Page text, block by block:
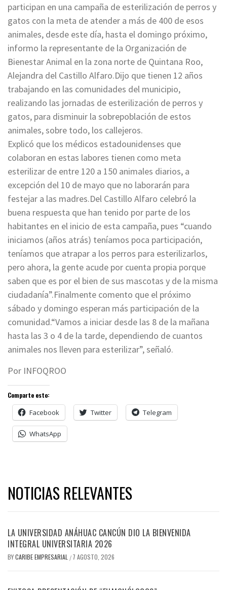
participan en una campaña de esterilización de perros y
gatos con la meta de atender a más de 400 de esos
animales, desde este día, hasta el domingo próximo,
informo la representante de la Organización de
Bienestar Animal en la zona norte de Quintana Roo,
Alejandra del Castillo Alfaro.Dijo que tienen 12 años
trabajando en las comunidades del municipio,
realizando las jornadas de esterilización de perros y
gatos, para disminuir la sobrepoblación de estos
animales, sobre todo, los callejeros.
Explicó que los médicos estadounidenses que
colaboran en estas labores tienen como meta
esterilizar de entre 120 a 150 animales diarios, a
excepción del 10 de mayo que no laborarán para
festejar a las madres.Del Castillo Alfaro celebró la
buena respuesta que han tenido por parte de los
habitantes en el inicio de esta campaña, pues “cuando
iniciamos (años atrás) teníamos poca participación,
teníamos que atrapar a los perros para esterilizarlos,
pero ahora, la gente acude por cuenta propia porque
saben que es por el bien de sus mascotas y de la misma
ciudadanía”.Finalmente comento que el próximo
sábado y domingo esperan más participación de la
comunidad.“Vamos a iniciar desde las 8 de la mañana
hasta las 3 o 4 de la tarde, dependiendo de cuantos
animales nos lleven para esterilizar”, señaló.
Por INFOQROO
Comparte esto:
Facebook Twitter Telegram
WhatsApp
NOTICIAS RELEVANTES
LA UNIVERSIDAD ANÁHUAC CANCÚN DIO LA BIENVENIDA
INTEGRAL UNIVERSITARIA 2026
BYCARIBE EMPRESARIAL / 7 AGOSTO, 2026